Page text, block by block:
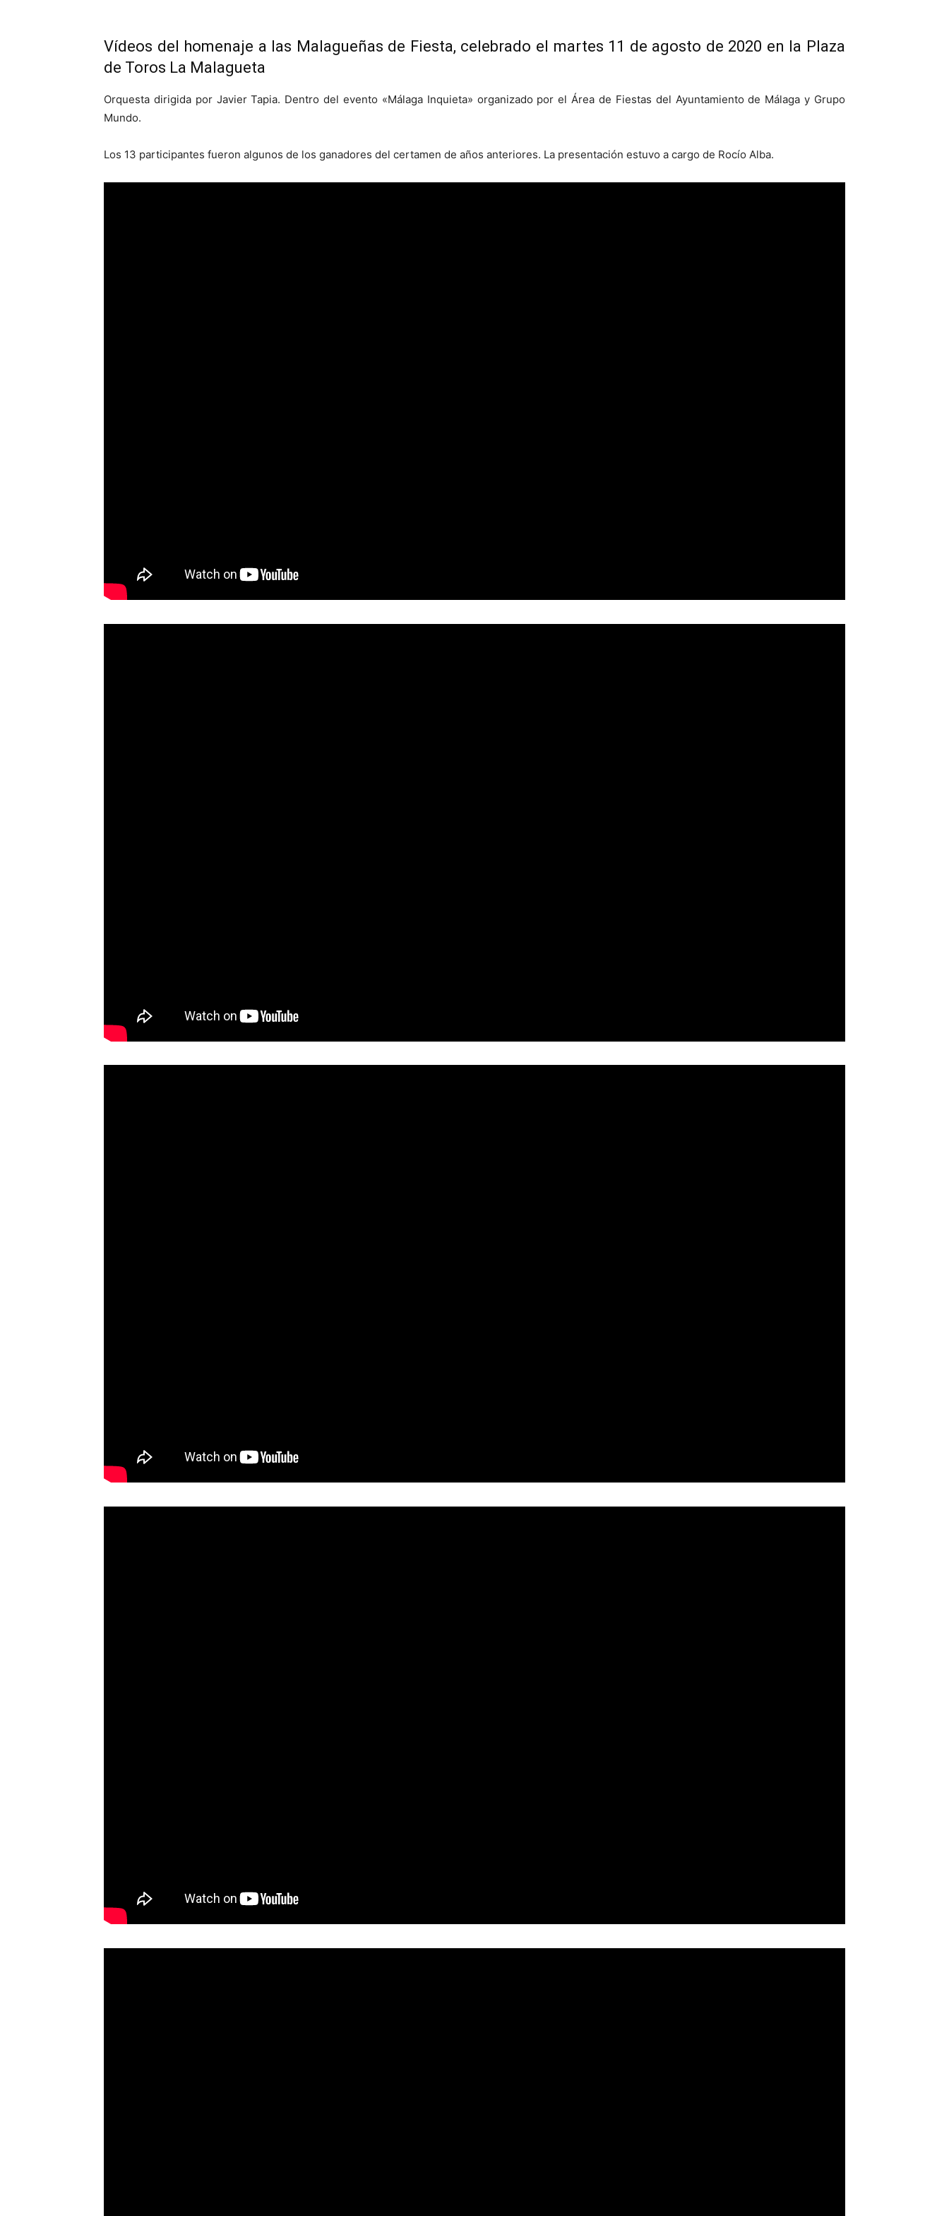
Vídeos del homenaje a las Malagueñas de Fiesta, celebrado el martes 11 de agosto de 2020 en la Plaza
de Toros La Malagueta
Orquesta dirigida por Javier Tapia. Dentro del evento «Málaga Inquieta» organizado por el Área de Fiestas del Ayuntamiento de Málaga y Grupo
Mundo.
Los 13 participantes fueron algunos de los ganadores del certamen de años anteriores. La presentación estuvo a cargo de Rocío Alba.